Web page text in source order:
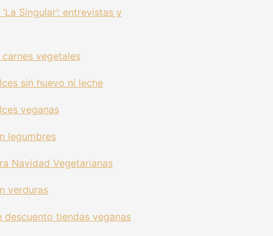
Singular’: entrevistas y
vegetales
sin huevo ni leche
veganas
legumbres
Navidad Vegetarianas
verduras
descuento tiendas veganas